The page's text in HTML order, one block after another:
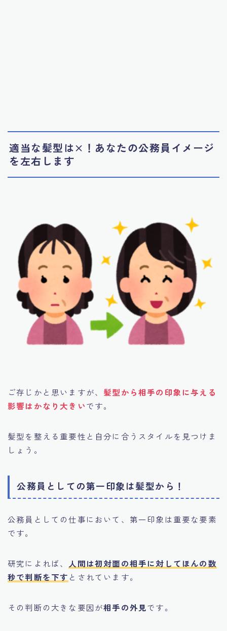
適当な髪型は×！あなたの公務員イメージ
を左右します
ご存じかと思いますが、 髪型から相手の印象に与える
影響はかなり大きいです。
髪型を整える重要性と自分に合うスタイルを見つけま
しょう。
公務員としての第一印象は髪型から！
公務員としての仕事において、第一印象は重要な要素
です。
研究によれば、
人間は初対面の相手に対してほんの数
秒で判断を下す とされています。
その判断の大きな要因が相手の外見です。